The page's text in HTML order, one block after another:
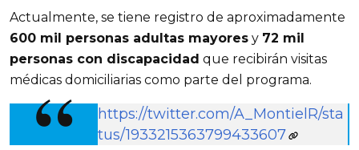
600 mil personas adultas mayores y 72 mil
personas con discapacidad que recibirán visitas
médicas domiciliarias como parte del programa.
https://twitter.com/A_MontielR/sta
tus/1933215363799433607